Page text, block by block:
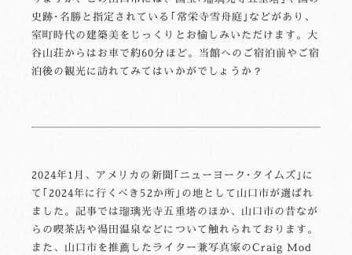
史跡･名勝と指定されている｢常栄寺雪舟庭｣などがあり、
室町時代の建築美をじっくりとお愉しみいただけます。大
谷山荘からはお車で約60分ほど。当館へのご宿泊前やご宿
泊後の観光に訪れてみてはいかがでしょうか？
2024年1月、アメリカの新聞｢ニューヨーク･タイムズ｣に
て｢2024年に行くべき52か所｣の地として山口市が選ばれ
ました。記事では瑠璃光寺五重塔のほか、山口市の昔なが
らの喫茶店や湯田温泉などについて触れられております。
また、山口市を推薦したライター兼写真家のCraig Mod